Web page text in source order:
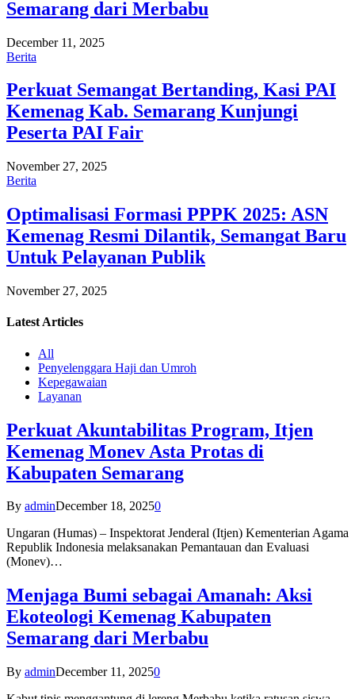
Semarang dari Merbabu
December 11, 2025
Berita
Perkuat Semangat Bertanding, Kasi PAI
Kemenag Kab. Semarang Kunjungi
Peserta PAI Fair
November 27, 2025
Berita
Optimalisasi Formasi PPPK 2025: ASN
Kemenag Resmi Dilantik, Semangat Baru
Untuk Pelayanan Publik
November 27, 2025
Latest Articles
All
Penyelenggara Haji dan Umroh
Kepegawaian
Layanan
Perkuat Akuntabilitas Program, Itjen
Kemenag Monev Asta Protas di
Kabupaten Semarang
By adminDecember 18, 20250
Ungaran (Humas) – Inspektorat Jenderal (Itjen) Kementerian Agama
Republik Indonesia melaksanakan Pemantauan dan Evaluasi
(Monev)…
Menjaga Bumi sebagai Amanah: Aksi
Ekoteologi Kemenag Kabupaten
Semarang dari Merbabu
By adminDecember 11, 20250